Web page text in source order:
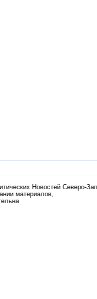
Новостей Северо-
материалов,